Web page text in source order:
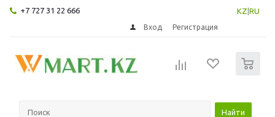
+7 727 31 22 666 KZ RU
Вход Регистрация
Найти